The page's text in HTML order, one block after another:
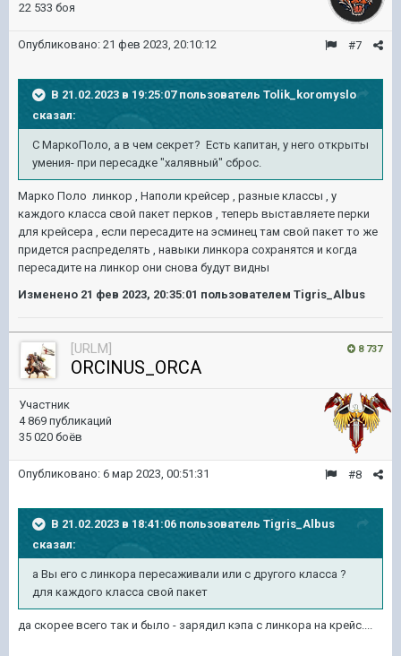
22 533 боя
#7
Опубликовано: 21 фев 2023, 20:10:12
В 21.02.2023 в 19:25:07 пользователь Tolik_koromyslo
сказал:
С МаркоПоло, а в чем секрет? Есть капитан, у него открыты
умения- при пересадке "халявный" сброс.
Марко Поло линкор , Наполи крейсер , разные классы , у
каждого класса свой пакет перков , теперь выставляете перки
для крейсера , если пересадите на эсминец там свой пакет то же
придется распределять , навыки линкора сохранятся и когда
пересадите на линкор они снова будут видны
Изменено 21 фев 2023, 20:35:01 пользователем Tigris_Albus
8 737
[URLM]
ORClNUS_ORCA
Участник
4 869 публикаций
35 020 боёв
#8
Опубликовано: 6 мар 2023, 00:51:31
В 21.02.2023 в 18:41:06 пользователь Tigris_Albus
сказал:
а Вы его с линкора пересаживали или с другого класса ?
для каждого класса свой пакет
да скорее всего так и было - зарядил кэпа с линкора на крейс....